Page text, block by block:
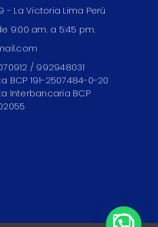
- La Victoria Lima Perú
9:00 am. a 5:45 pm.
/ 992948031
BCP 191-2507484-0-20
Interbancaria BCP